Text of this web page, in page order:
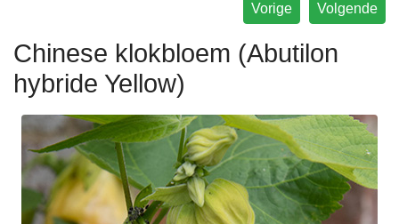
Volgende
Vorige
Chinese klokbloem (Abutilon
hybride Yellow)